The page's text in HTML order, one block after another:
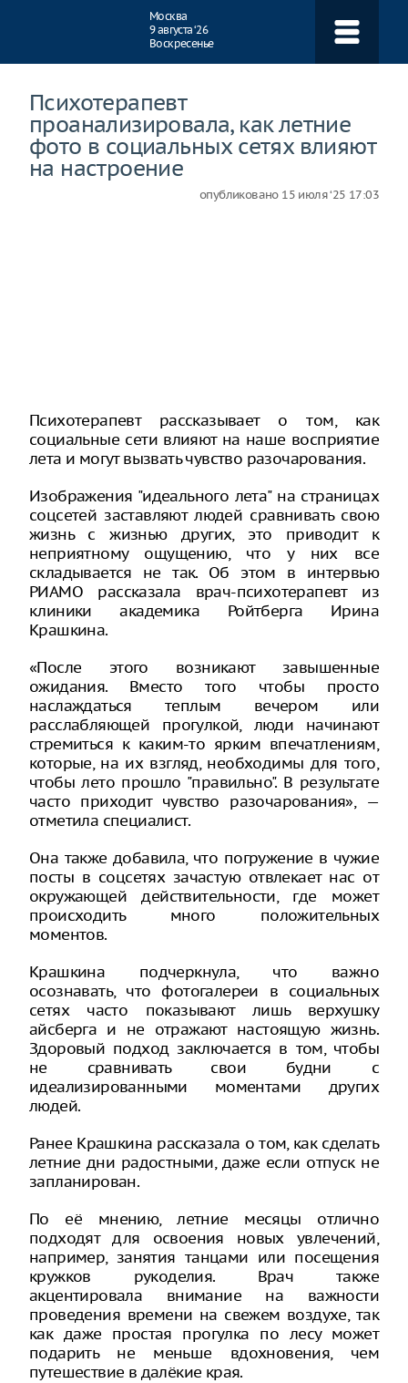
Москва
9 августа ‘26
Воскресенье
Психотерапевт
проанализировала, как летние
фото в социальных сетях влияют
на настроение
опубликовано 15 июля ‘25 17:03
Психотерапевт рассказывает о том, как
социальные сети влияют на наше восприятие
лета и могут вызвать чувство разочарования.
Изображения "идеального лета" на страницах
соцсетей заставляют людей сравнивать свою
жизнь с жизнью других, это приводит к
неприятному ощущению, что у них все
складывается не так. Об этом в интервью
РИАМО рассказала врач-психотерапевт из
клиники академика Ройтберга Ирина
Крашкина.
«После этого возникают завышенные
ожидания. Вместо того чтобы просто
наслаждаться теплым вечером или
расслабляющей прогулкой, люди начинают
стремиться к каким-то ярким впечатлениям,
которые, на их взгляд, необходимы для того,
чтобы лето прошло "правильно". В результате
часто приходит чувство разочарования», —
отметила специалист.
Она также добавила, что погружение в чужие
посты в соцсетях зачастую отвлекает нас от
окружающей действительности, где может
происходить много положительных
моментов.
Крашкина подчеркнула, что важно
осознавать, что фотогалереи в социальных
сетях часто показывают лишь верхушку
айсберга и не отражают настоящую жизнь.
Здоровый подход заключается в том, чтобы
не сравнивать свои будни с
идеализированными моментами других
людей.
Ранее Крашкина рассказала о том, как сделать
летние дни радостными, даже если отпуск не
запланирован.
По её мнению, летние месяцы отлично
подходят для освоения новых увлечений,
например, занятия танцами или посещения
кружков рукоделия. Врач также
акцентировала внимание на важности
проведения времени на свежем воздухе, так
как даже простая прогулка по лесу может
подарить не меньше вдохновения, чем
путешествие в далёкие края.